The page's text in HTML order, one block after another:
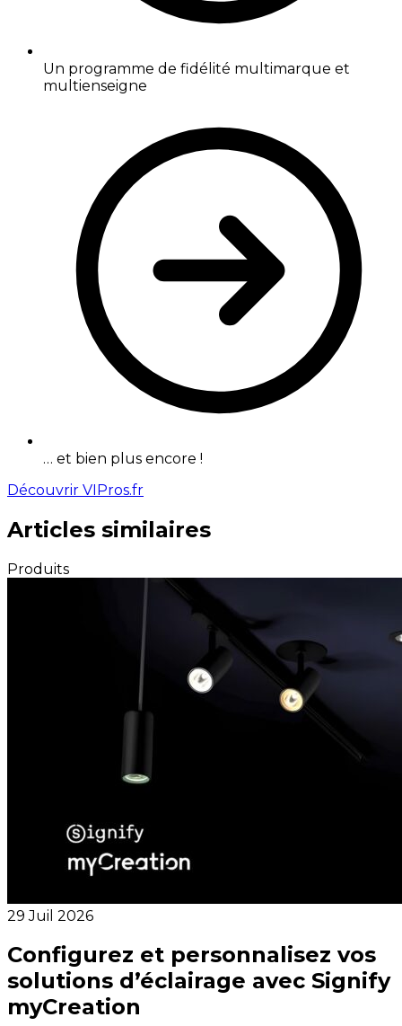
Un programme de fidélité multimarque et
multienseigne
… et bien plus encore !
Découvrir VIPros.fr
Articles similaires
Produits
29 Juil 2026
Configurez et personnalisez vos
solutions d’éclairage avec Signify
myCreation